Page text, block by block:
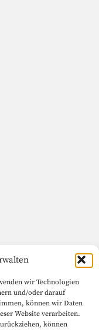
wir Technologien
und/oder darauf
können wir Daten
Website verarbeiten.
können